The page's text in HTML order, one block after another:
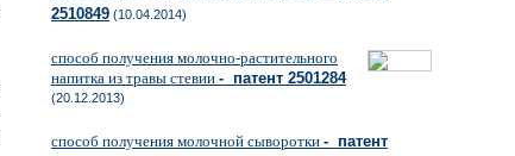
2510849 (10.04.2014)
способ получения молочно-растительного
напитка из травы стевии - патент 2501284
(20.12.2013)
способ получения молочной сыворотки - патент